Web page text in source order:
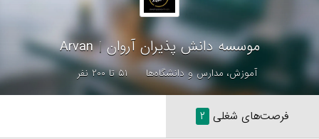
موسسه دانش پذیران آروان|
Arvan
آموزش، مدارس و دانشگاه‌ها ۵۱ تا ۲۰۰ نفر
فرصت‌های شغلی ۲